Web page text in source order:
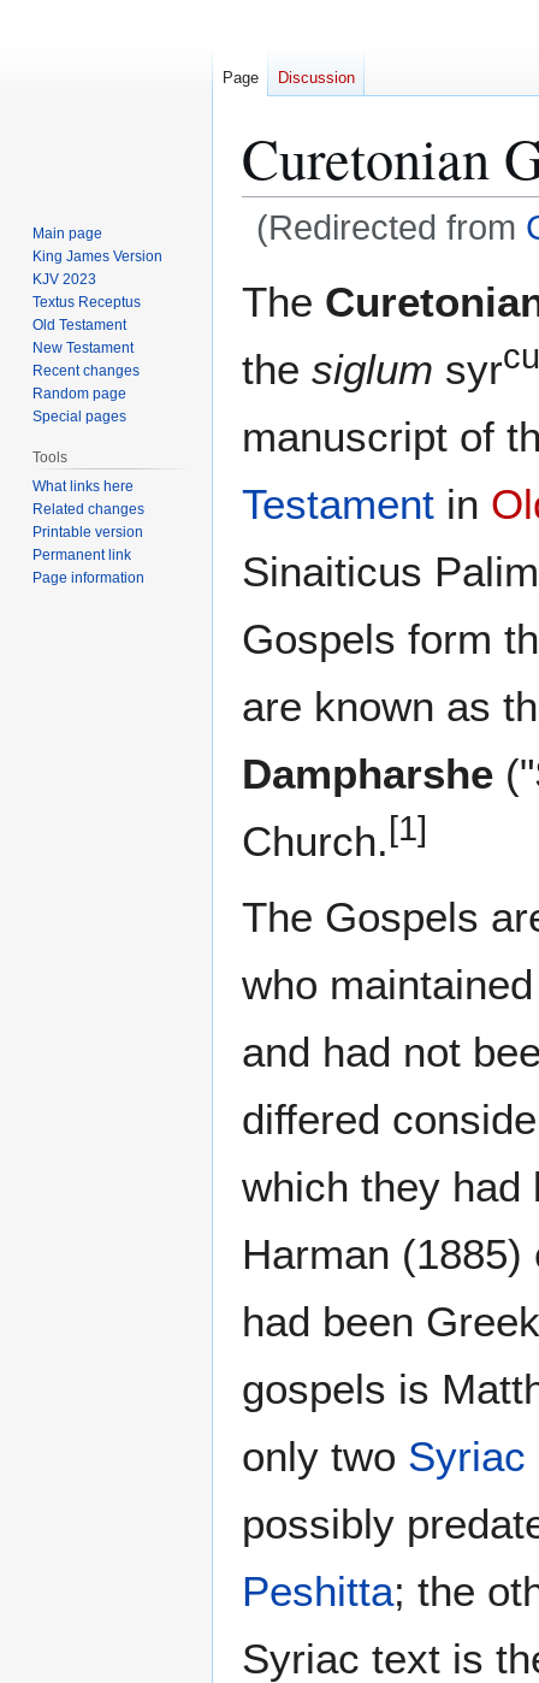
Curetonian
(Redirected from
The
the siglum syr
manuscript of
Testament in
Sinaiticus
Gospels form
are known as
Dampharshe
Church.[1]
The Gospels
who
and had not
differed
which they had
Harman
had been
gospels is
only two Syriac
possibly
Peshitta; the
Syriac text is
Page Discussion
Main page
King James Version
KJV 2023
Textus Receptus
Old Testament
New Testament
Recent changes
Random page
Special pages
Tools
What links here
Related changes
Printable version
Permanent link
Page information